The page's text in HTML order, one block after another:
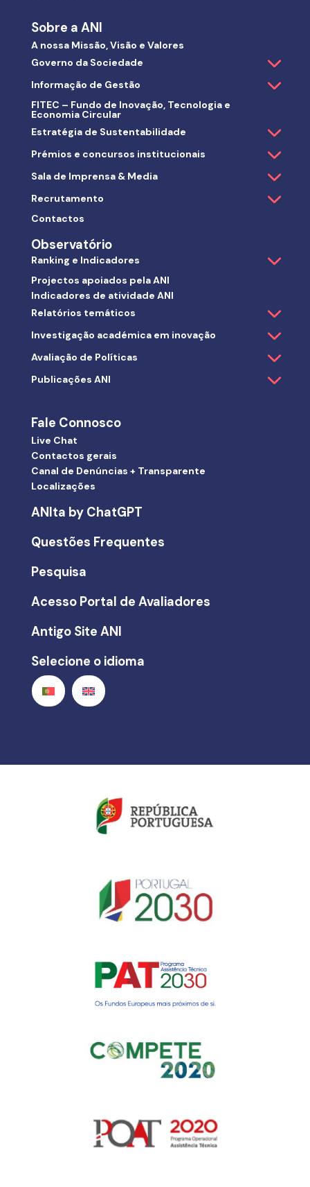
Gerir o Consentimento de
Sobre a ANI
A nossa Missão, Visão e Valores
Governo da Sociedade
Informação de Gestão
FITEC – Fundo de Inovação, Tecnologia e
Economia Circular
Estratégia de Sustentabilidade
Prémios e concursos institucionais
Sala de Imprensa & Media
Recrutamento
Contactos
Observatório
Ranking e Indicadores
Projectos apoiados pela ANI
Indicadores de atividade ANI
Relatórios temáticos
Investigação académica em inovação
Avaliação de Políticas
Publicações ANI
Fale Connosco
Live Chat
Contactos gerais
Canal de Denúncias + Transparente
Localizações
ANIta by ChatGPT
Questões Frequentes
Pesquisa
Acesso Portal de Avaliadores
Antigo Site ANI
Selecione o idioma